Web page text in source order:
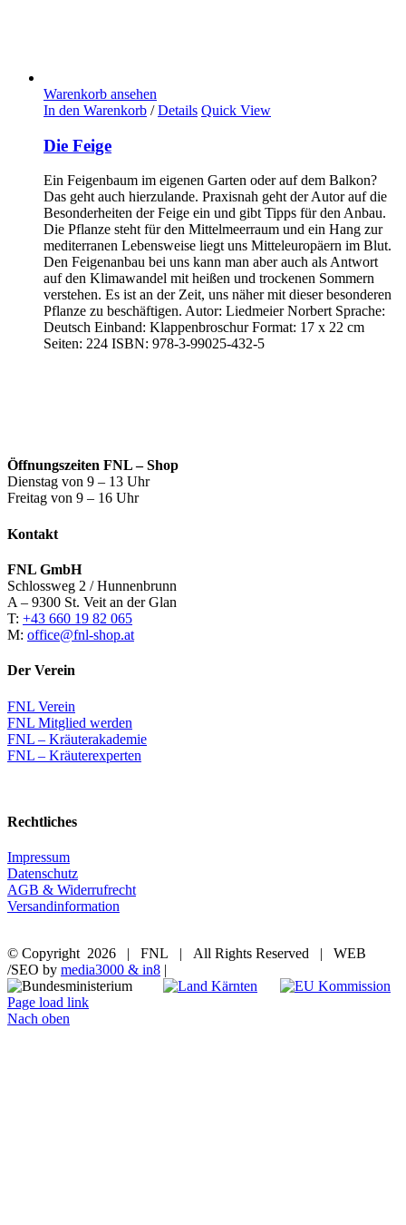
Warenkorb ansehen
In den Warenkorb / Details Quick View
Die Feige
Ein Feigenbaum im eigenen Garten oder auf dem Balkon?
Das geht auch hierzulande. Praxisnah geht der Autor auf die
Besonderheiten der Feige ein und gibt Tipps für den Anbau.
Die Pflanze steht für den Mittelmeerraum und ein Hang zur
mediterranen Lebensweise liegt uns Mitteleuropäern im Blut.
Den Feigenanbau bei uns kann man aber auch als Antwort
auf den Klimawandel mit heißen und trockenen Sommern
verstehen. Es ist an der Zeit, uns näher mit dieser besonderen
Pflanze zu beschäftigen. Autor: Liedmeier Norbert Sprache:
Deutsch Einband: Klappenbroschur Format: 17 x 22 cm
Seiten: 224 ISBN: 978-3-99025-432-5
Öffnungszeiten FNL – Shop
Dienstag von 9 – 13 Uhr
Freitag von 9 – 16 Uhr
Kontakt
FNL GmbH
Schlossweg 2 / Hunnenbrunn
A – 9300 St. Veit an der Glan
T: +43 660 19 82 065
M: office@fnl-shop.at
Der Verein
FNL Verein
FNL Mitglied werden
FNL – Kräuterakademie
FNL – Kräuterexperten
Rechtliches
Impressum
Datenschutz
AGB & Widerrufrecht
Versandinformation
© Copyright 2026 | FNL | All Rights Reserved | WEB
/SEO by media3000 & in8 |
Page load link
Nach oben